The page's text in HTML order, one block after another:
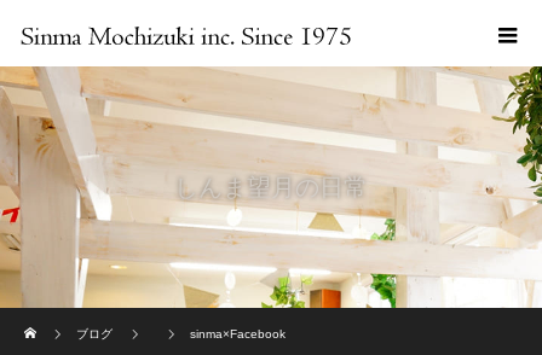
しんま望月の日常
ブログ
sinma×Facebook